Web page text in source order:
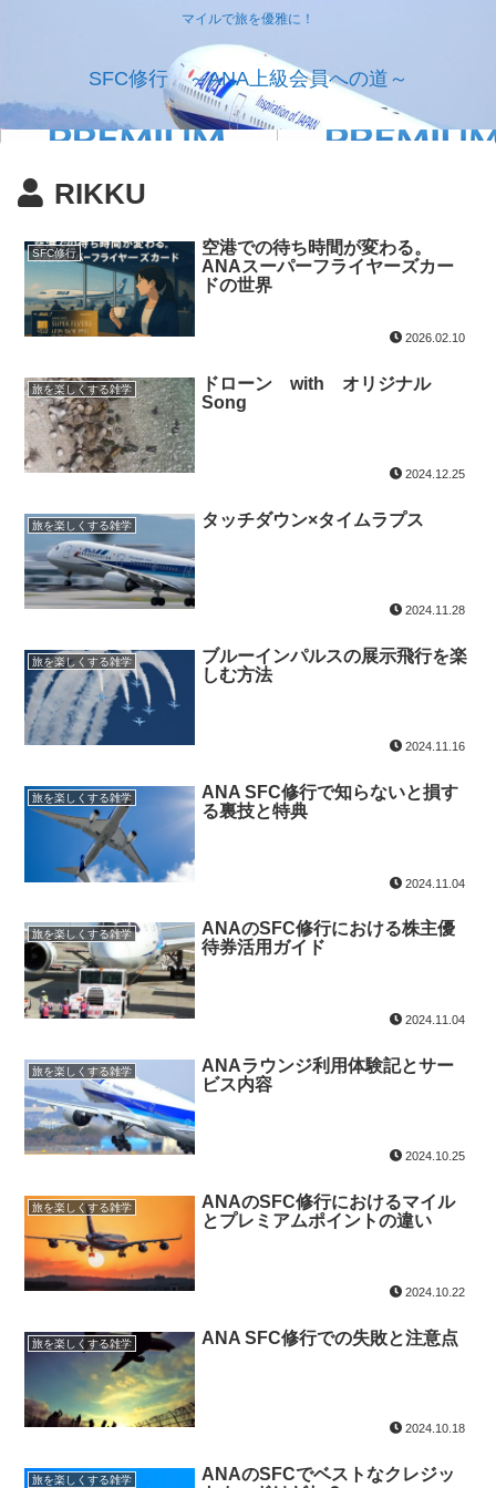
マイルで旅を優雅に！
SFC修行 ～ANA上級会員への道～
RIKKU
SFC修行
空港での待ち時間が変わる。
ANAスーパーフライヤーズカー
ドの世界
2026.02.10
旅を楽しくする雑学
ドローン with オリジナル
Song
2024.12.25
旅を楽しくする雑学 タッチダウン×タイムラプス
2024.11.28
旅を楽しくする雑学
ブルーインパルスの展示飛行を楽
しむ方法
2024.11.16
旅を楽しくする雑学
ANA SFC修行で知らないと損す
る裏技と特典
2024.11.04
旅を楽しくする雑学
ANAのSFC修行における株主優
待券活用ガイド
2024.11.04
旅を楽しくする雑学
ANAラウンジ利用体験記とサー
ビス内容
2024.10.25
旅を楽しくする雑学
ANAのSFC修行におけるマイル
とプレミアムポイントの違い
2024.10.22
旅を楽しくする雑学 ANA SFC修行での失敗と注意点
2024.10.18
旅を楽しくする雑学
ANAのSFCでベストなクレジッ